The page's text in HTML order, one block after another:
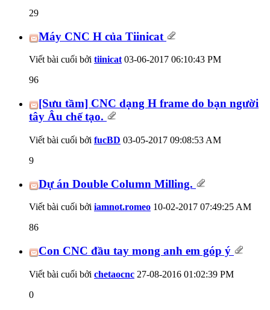
29
Máy CNC H của Tiinicat
Viết bài cuối bởi tiinicat03-06-2017 06:10:43 PM
96
[Sưu tầm] CNC dạng H frame do bạn người
tây Âu chế tạo.
Viết bài cuối bởi fucBD 03-05-2017 09:08:53 AM
9
Dự án Double Column Milling.
Viết bài cuối bởi iamnot.romeo 10-02-2017 07:49:25 AM
86
Con CNC đầu tay mong anh em góp ý
Viết bài cuối bởi chetaocnc 27-08-2016 01:02:39 PM
0